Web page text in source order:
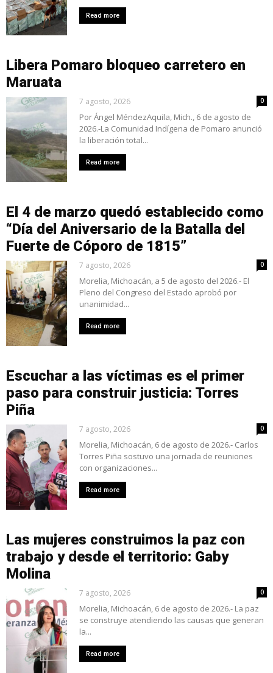
Read more
Libera Pomaro bloqueo carretero en
Maruata
7 agosto, 2026 0
Por Ángel MéndezAquila, Mich., 6 de agosto de
2026.-La Comunidad Indígena de Pomaro anunció
la liberación total...
Read more
El 4 de marzo quedó establecido como
“Día del Aniversario de la Batalla del
Fuerte de Cóporo de 1815”
7 agosto, 2026 0
Morelia, Michoacán, a 5 de agosto del 2026.- El
Pleno del Congreso del Estado aprobó por
unanimidad...
Read more
Escuchar a las víctimas es el primer
paso para construir justicia: Torres
Piña
7 agosto, 2026 0
Morelia, Michoacán, 6 de agosto de 2026.- Carlos
Torres Piña sostuvo una jornada de reuniones
con organizaciones...
Read more
Las mujeres construimos la paz con
trabajo y desde el territorio: Gaby
Molina
7 agosto, 2026 0
Morelia, Michoacán, 6 de agosto de 2026.- La paz
se construye atendiendo las causas que generan
la...
Read more